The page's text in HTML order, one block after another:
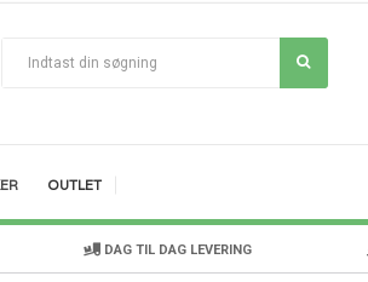
OUTLET
DAG TIL DAG LEVERING